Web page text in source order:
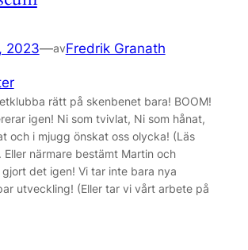
2023—avFredrik Granath
rätt på skenbenet bara! BOOM!
igen! Ni som tvivlat, Ni som hånat,
och i mjugg önskat oss olycka! (Läs
Eller närmare bestämt Martin och
det igen! Vi tar inte bara nya
utveckling! (Eller tar vi vårt arbete på